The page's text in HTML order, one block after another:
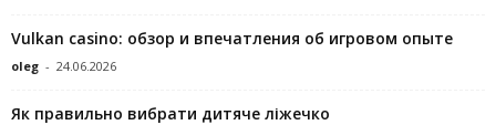
Vulkan casino: обзор и впечатления об игровом опыте
oleg - 24.06.2026
Як правильно вибрати дитяче ліжечко